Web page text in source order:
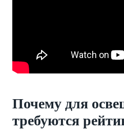
Почему для
требуются